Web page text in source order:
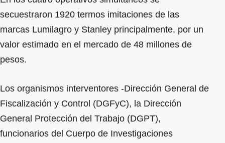
secuestraron 1920 termos imitaciones de las
marcas Lumilagro y Stanley principalmente, por un
valor estimado en el mercado de 48 millones de
pesos.
Los organismos interventores -Dirección General de
Fiscalización y Control (DGFyC), la Dirección
General Protección del Trabajo (DGPT),
funcionarios del Cuerpo de Investigaciones